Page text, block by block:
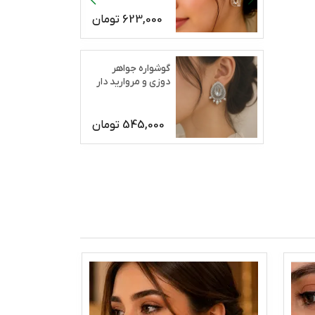
623,000 تومان
گوشواره جواهر
دوزی و مروارید دار
545,000 تومان